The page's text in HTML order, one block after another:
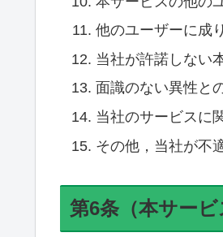
他のユーザーに成
当社が許諾しない
面識のない異性と
当社のサービスに
その他，当社が不
第6条（本サービ